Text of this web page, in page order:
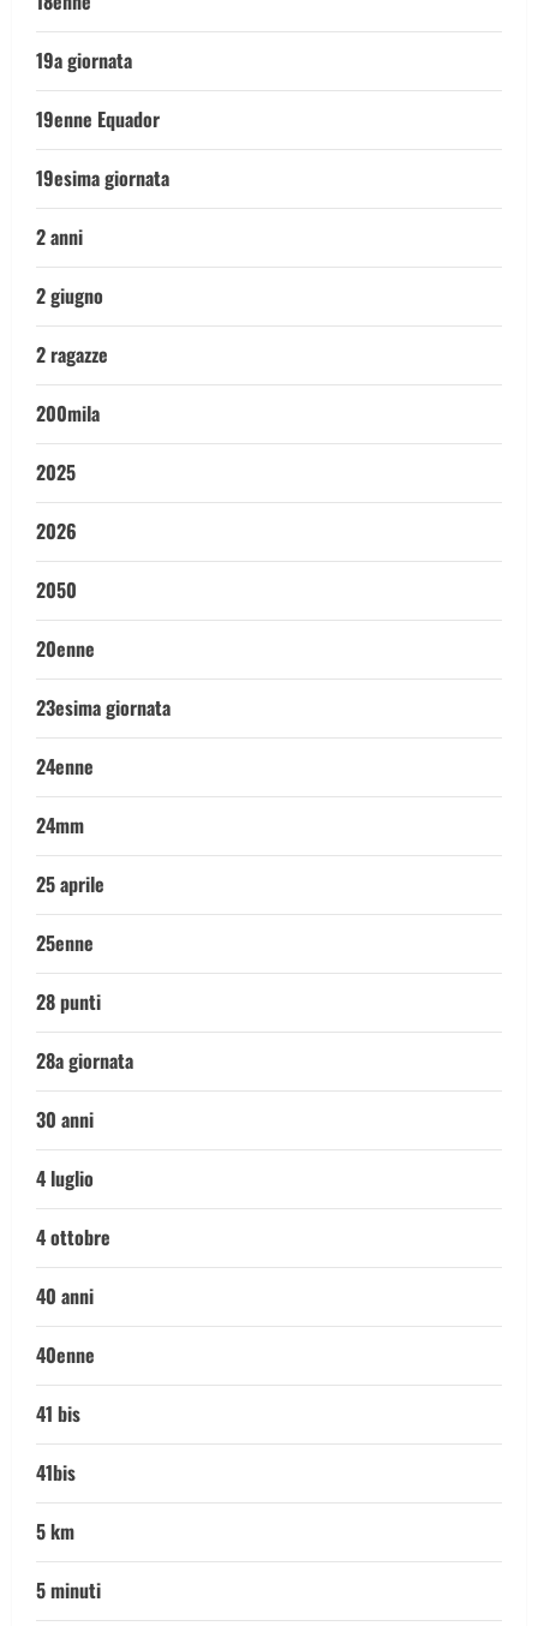
19a giornata
19enne Equador
19esima giornata
2 anni
2 giugno
2 ragazze
200mila
2025
2026
2050
20enne
23esima giornata
24enne
24mm
25 aprile
25enne
28 punti
28a giornata
30 anni
4 luglio
4 ottobre
40 anni
40enne
41 bis
41bis
5 km
5 minuti